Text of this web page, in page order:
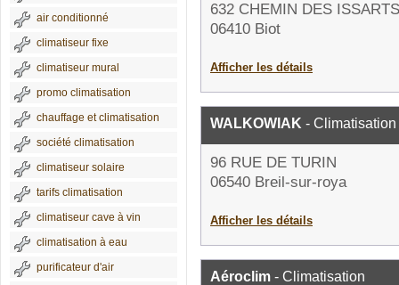
air conditionné
climatiseur fixe
climatiseur mural
promo climatisation
chauffage et climatisation
société climatisation
climatiseur solaire
tarifs climatisation
climatiseur cave à vin
climatisation à eau
purificateur d'air
632 CHEMIN DES ISSARTS
06410 Biot
Afficher les détails
WALKOWIAK - Climatisation
96 RUE DE TURIN
06540 Breil-sur-roya
Afficher les détails
Aéroclim - Climatisation